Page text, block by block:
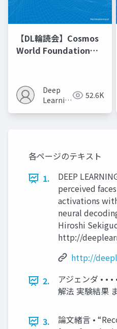
【DL輪読会】Cosmos
World Foundation
Deep
Learning
52.6K
各ページのテキスト
1.
DEEP
perceived
activations
neural
Hiroshi
http://
http://
2.
アジェンダ • •
解法 実験結果
3.
論文緒言 •